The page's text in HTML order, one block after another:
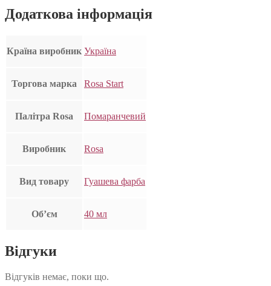
Додаткова інформація
Країна виробник Україна
Торгова марка Rosa Start
Палітра Rosa Помаранчевий
Виробник Rosa
Вид товару Гуашева фарба
Об’єм 40 мл
Відгуки
Відгуків немає, поки що.